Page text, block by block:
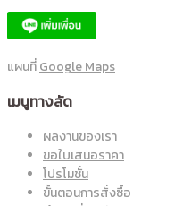
แผนที่Google Maps
เมนูทางลัด
ผลงานของเรา
ขอใบเสนอราคา
โปรโมชั่น
ขั้นตอนการสั่งซื้อ